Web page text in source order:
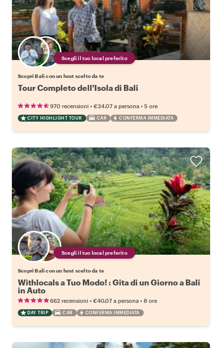
Scegli il tuo local preferito
Scopri Bali con un host scelto da te
Tour Completo dell'Isola di Bali
970 recensioni • €34.07 a persona • 5 ore
CITY HIGHLIGHT TOUR CAR CONFERMA IMMEDIATA
Scegli il tuo local preferito
Scopri Bali con un host scelto da te
Withlocals a Tuo Modo! : Gita di un Giorno a Bali
in Auto
662 recensioni • €40.07 a persona • 8 ore
DAY TRIP CAR CONFERMA IMMEDIATA